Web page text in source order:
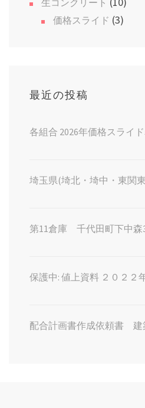
生コンクリート
価格スライド (3)
最近の投稿
各組合 2026年価格スライ
埼玉県(埼北・埼中・東関
第11倉庫 千代田町下中森
保護中: 値上資料 ２０２２
配合計画書作成依頼書 建